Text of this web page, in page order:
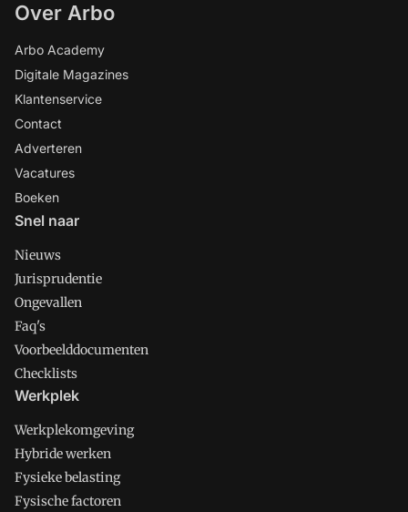
Over Arbo
Arbo Academy
Digitale Magazines
Klantenservice
Contact
Adverteren
Vacatures
Boeken
Snel naar
Nieuws
Jurisprudentie
Ongevallen
Faq's
Voorbeelddocumenten
Checklists
Werkplek
Werkplekomgeving
Hybride werken
Fysieke belasting
Fysische factoren